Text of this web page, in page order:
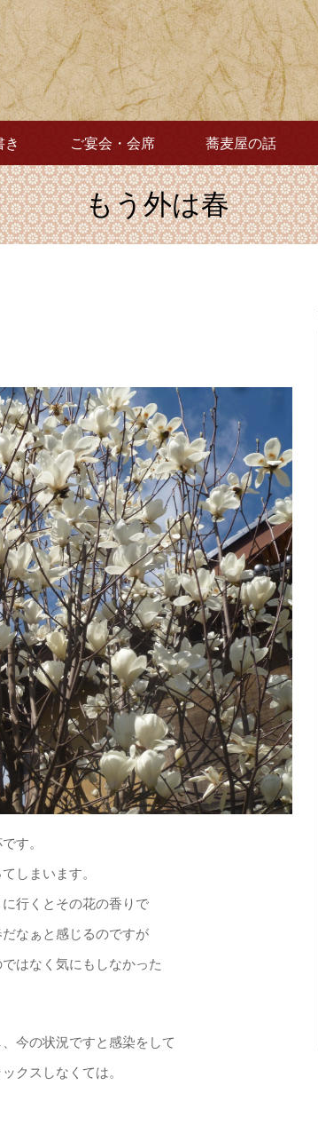
き ご宴会・会席 蕎麦屋の話
もう外は春
す。
しまいます。
行くとその花の香りで
なぁと感じるのですが
はなく気にもしなかった
今の状況ですと感染をして
クスしなくては。